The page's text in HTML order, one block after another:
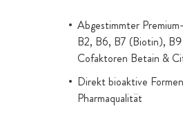
Abgestimmter
B2, B6, B7 (Biotin),
Cofaktoren Betain &
Direkt bioaktive
Pharmaqualität